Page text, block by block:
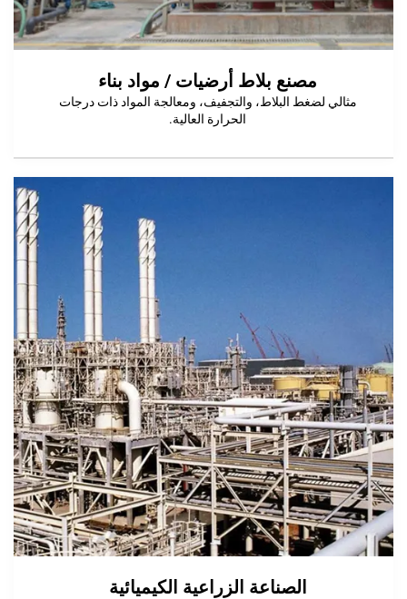
مصنع بلاط أرضيات / مواد بناء
البلاط، والتجفيف، ومعالجة المواد ذات درجات
الصناعة الزراعية الكيميائية